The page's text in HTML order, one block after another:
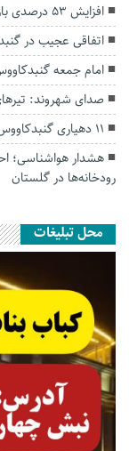
افزایش ۵۳ درصدی بارندگی‌ها در گلستان
اتفاقی عجیب در‌
امام جمعه
صدای شهروند:
۱۱ دهیاری گنبدکاووس به شبکه حفاظت مردمی منابع طبیعی پیوستند
هشدار هواشناسی؛
رودخانه‌ها در گلستان
محل تبلیغات